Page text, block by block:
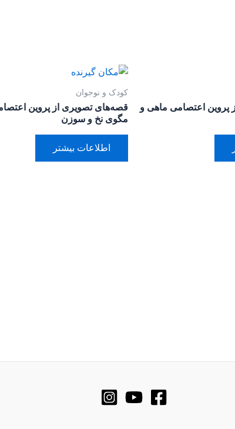
پروین اعتصامی ماهی و
کودک و نوجوان
قصه‌های تصویری از پروین
مگوی نخ و سوزن
اطلاعات بیشتر